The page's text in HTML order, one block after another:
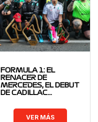
FORMULA 1: EL
RENACER DE
MERCEDES, EL DEBUT
DE CADILLAC…
VER MÁS